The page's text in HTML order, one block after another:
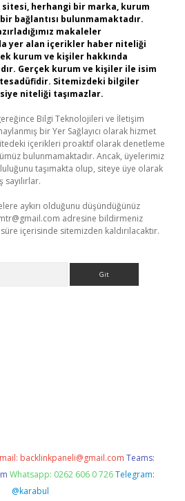
herhangi bir marka, kurum
bağlantısı bulunmamaktadır.
makaleler
yer alan içerikler haber niteliği
kurum ve kişiler hakkında
Gerçek kurum ve kişiler ile isim
Sitemizdeki bilgiler
niteliği taşımazlar.
Bilgi Teknolojileri ve İletişim
bir Yer Sağlayıcı olarak hizmet
içerikleri proaktif olarak denetleme
bulunmamaktadır. Ancak, üyelerimiz
taşımakta olup, siteye üye olarak
aykırı olduğunu düşündüğünüz
adresine bildirmeniz
içerisinde sitemizden kaldırılacaktır.
backlinkpaneli@gmail.com Teams:
Whatsapp: 0262 606 0 726 Telegram:
@karabul